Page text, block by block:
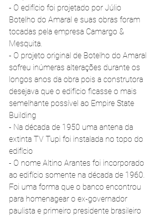
- O edifício foi projetado por Júlio
Botelho do Amaral e suas obras foram
tocadas pela empresa Camargo &
Mesquita.
- O projeto original de Botelho do Amaral
sofreu inúmeras alterações durante os
longos anos da obra pois a construtora
desejava que o edifício ficasse o mais
semelhante possível ao Empire State
Building
- Na década de 1950 uma antena da
extinta TV Tupi foi instalada no topo do
edifício
- O nome Altino Arantes foi incorporado
ao edifício somente na década de 1960.
Foi uma forma que o banco encontrou
para homenagear o ex-governador
paulista e primeiro presidente brasileiro